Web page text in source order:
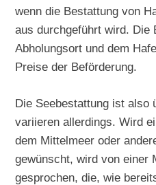
wenn die Bestattung von
aus durchgeführt wird. Die
Abholungsort und dem
Preise der Beförderung.
Die Seebestattung ist also
variieren allerdings. Wird
dem Mittelmeer oder
gewünscht, wird von einer
gesprochen, die, wie